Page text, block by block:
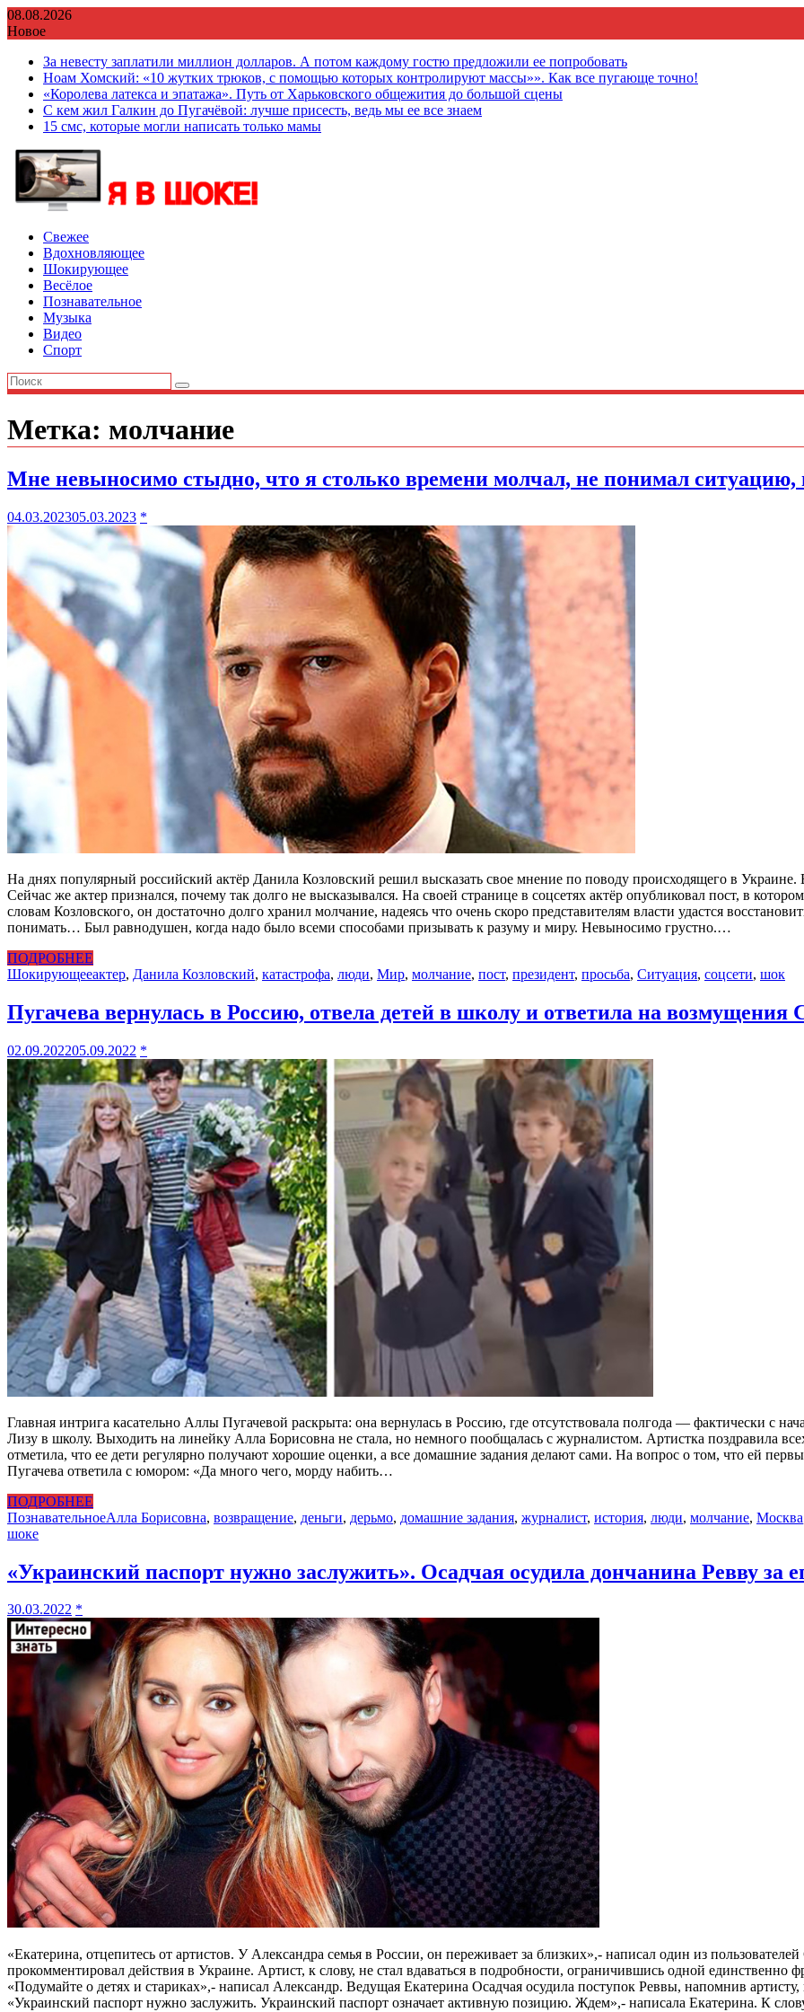
Перейти
к
08.08.2026
Новое
За невесту заплатили миллион долларов. А потом каждому гостю предложили ее попробовать
Ноам Хомский: «10 жутких трюков, с помощью которых контролируют массы»». Как все пугающе точно!
«Королева латекса и эпатажа». Путь от Харьковского общежития до большой сцены
С кем жил Галкин до Пугачёвой: лучше присесть, ведь мы ее все знаем
15 смс, которые могли написать только мамы
Свежее
Вдохновляющее
Шокирующее
Весёлое
Познавательное
Музыка
Видео
Спорт
Метка: молчание
Мне невыносимо стыдно, что я столько времени молчал, не понимал
04.03.202305.03.2023 *
На днях популярный российский актёр Данила Козловский решил высказать свое мнение по поводу происходящего в
Сейчас же актер признался, почему так долго не высказывался. На своей странице в соцсетях актёр опубликовал пост, в
словам Козловского, он достаточно долго хранил молчание, надеясь что очень скоро представителям власти удастся
понимать… Был равнодушен, когда надо было всеми способами призывать к разуму и миру. Невыносимо грустно.…
ПОДРОБНЕЕ
Шокирующееактер, Данила Козловский, катастрофа, люди, Мир, молчание, пост, президент, просьба, Ситуация, соцсети, шок
Пугачева вернулась в Россию, отвела детей в школу и ответила на возмущения
02.09.202205.09.2022 *
Главная интрига касательно Аллы Пугачевой раскрыта: она вернулась в Россию, где отсутствовала полгода — фактически с
Лизу в школу. Выходить на линейку Алла Борисовна не стала, но немного пообщалась с журналистом. Артистка поздравила
отметила, что ее дети регулярно получают хорошие оценки, а все домашние задания делают сами. На вопрос о том, что ей
Пугачева ответила с юмором: «Да много чего, морду набить…
ПОДРОБНЕЕ
ПознавательноеАлла Борисовна, возвращение, деньги, дерьмо, домашние задания, журналист, история, люди, молчание, Москва
шоке
«Украинский паспорт нужно заслужить». Осадчая осудила дончанина Ревву за
30.03.2022 *
«Екатерина, отцепитесь от артистов. У Александра семья в России, он переживает за близких»,- написал один из
прокомментировал действия в Украине. Артист, к слову, не стал вдаваться в подробности, ограничившись одной единственно
«Подумайте о детях и стариках»,- написал Александр. Ведущая Екатерина Осадчая осудила поступок Реввы, напомнив
«Украинский паспорт нужно заслужить. Украинский паспорт означает активную позицию. Ждем»,- написала Екатерина. К